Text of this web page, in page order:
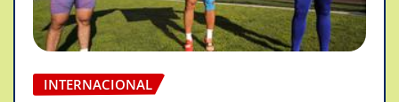
INTERNACIONAL